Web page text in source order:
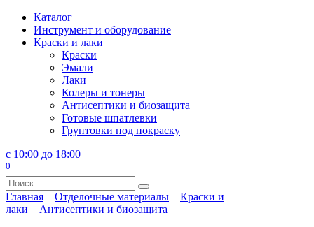
Перейти
содержанию
Каталог
Инструмент и оборудование
Краски и лаки
Краски
Эмали
Лаки
Колеры и тонеры
Антисептики и биозащита
Готовые шпатлевки
Грунтовки под покраску
с 10:00 до 18:00
0
Search
for:
Главная Отделочные материалы
Краски и
лаки
Антисептики и биозащита